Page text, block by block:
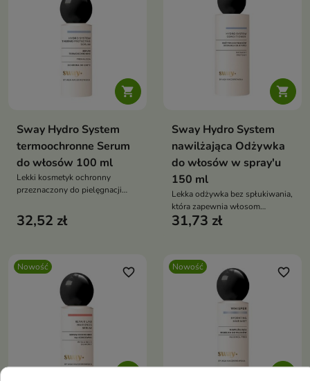

Sway Hydro System
termoochronne Serum
do włosów 100 ml
Lekki kosmetyk ochronny
przeznaczony do pielęgnacji
wysokiej temperatury podczas
stylizacji.
32,52 zł

Sway Hydro System
nawilżająca Odżywka
do włosów w spray'u
150 ml
Lekka odżywka bez spłukiwania,
która zapewnia włosom
natychmiastowe nawilżenie,
31,73 zł
Nowość favorite_border Nowość favorite_border